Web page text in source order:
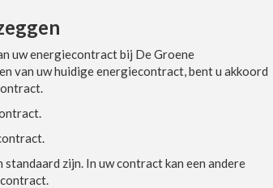
uw energiecontract bij De Groene
van uw huidige energiecontract, bent u akkoord
zijn. In uw contract kan een andere